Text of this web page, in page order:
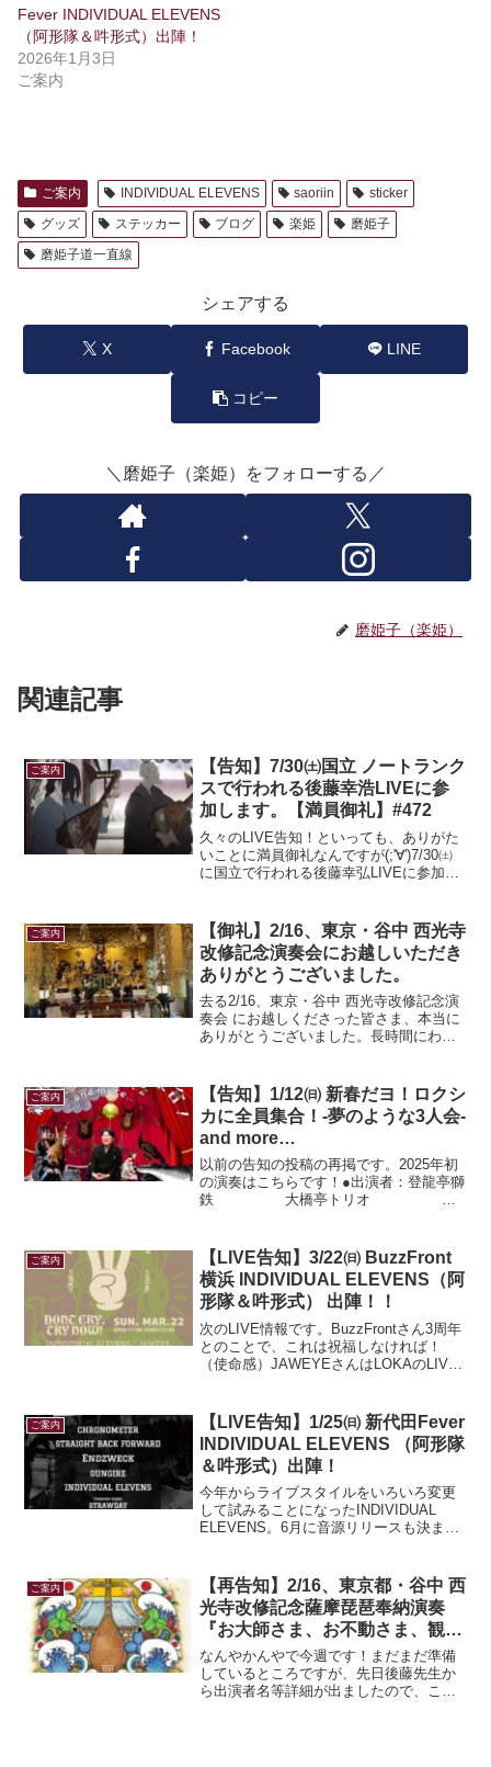
Fever INDIVIDUAL ELEVENS
（阿形隊＆吽形式）出陣！
2026年1月3日
ご案内
ご案内 INDIVIDUAL ELEVENS saoriin
sticker
グッズ
ステッカー ブログ 楽姫
磨姫子
磨姫子道一直線
シェアする
X Facebook LINE
コピー
＼磨姫子（楽姫）をフォローする／
磨姫子（楽姫）
関連記事
ご案内
【告知】7/30㈯国立 ノートランク
スで行われる後藤幸浩LIVEに参
加します。【満員御礼】#472
久々のLIVE告知！といっても、ありがた
いことに満員御礼なんですが(;'∀')7/30㈯
に国立で行われる後藤幸弘LIVEに参加さ
いろんなライブが日々催しされてます♪後
藤...
ご案内
【御礼】2/16、東京・谷中 西光寺
改修記念演奏会にお越しいただき
ありがとうございました。
去る2/16、東京・谷中 西光寺改修記念演
奏会 にお越しくださった皆さま、本当に
ありがとうございました。長時間にわた
味しいお菓子、そして演奏後に温かいお
言葉をかけてくだ...
ご案内
【告知】1/12㈰ 新春だヨ！ロクシ
カに全員集合！-夢のような3人会-
and more…
以前の告知の投稿の再掲です。2025年初
の演奏はこちらです！●出演者：登龍亭獅
鉄 大橋亭トリオ シ
本磨姫子●出店者：boulangerie-...
ご案内
【LIVE告知】3/22㈰ BuzzFront
横浜 INDIVIDUAL ELEVENS（阿
形隊＆吽形式） 出陣！！
次のLIVE情報です。BuzzFrontさん3周年
とのことで、これは祝福しなければ！
（使命感）JAWEYEさんはLOKAのLIVE
(日) 横浜Buzz...
ご案内
【LIVE告知】1/25㈰ 新代田Fever
INDIVIDUAL ELEVENS （阿形隊
＆吽形式）出陣！
今年からライブスタイルをいろいろ変更
して試みることになったINDIVIDUAL
ELEVENS。6月に音源リリースも決ま
LIVEします。シーズン１とシーズン２
と...
ご案内
【再告知】2/16、東京都・谷中 西
光寺改修記念薩摩琵琶奉納演奏
『お大師さま、お不動さま、観音
様と琵琶の集まり』
なんやかんやで今週です！まだまだ準備
しているところですが、先日後藤先生か
ら出演者名等詳細が出ましたので、こち